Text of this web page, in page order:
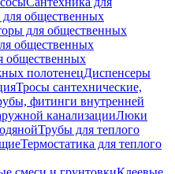
для общественных
для общественных
общественных
общественных
полотенецДиспенсеры
Тросы сантехнические,
фитинги внутренней
канализацииЛюки
Трубы для теплого
Термостатика для теплого